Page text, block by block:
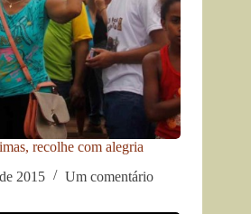
recolhe com alegria
2015
Um comentário